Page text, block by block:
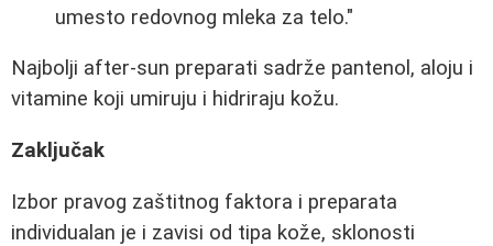
umesto redovnog mleka za telo."
Najbolji after-sun preparati sadrže pantenol, aloju i
vitamine koji umiruju i hidriraju kožu.
Zaključak
Izbor pravog zaštitnog faktora i preparata
individualan je i zavisi od tipa kože, sklonosti